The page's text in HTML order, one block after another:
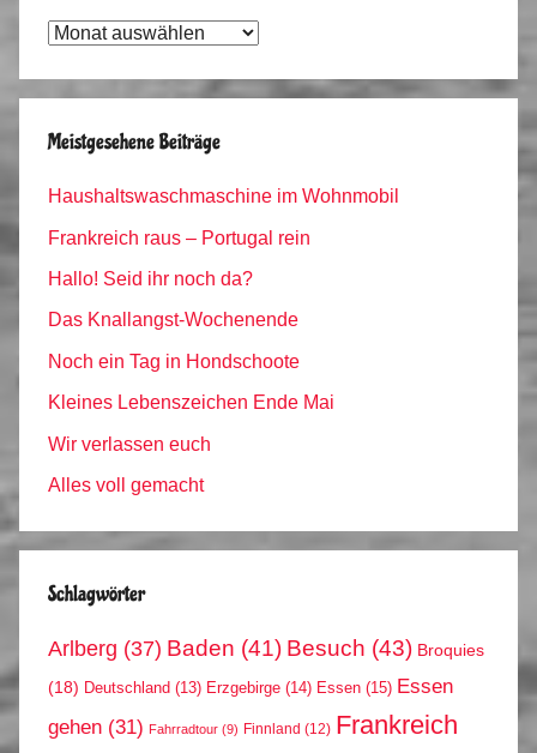
Tagebuch
Meistgesehene Beiträge
Haushaltswaschmaschine im Wohnmobil
Frankreich raus – Portugal rein
Hallo! Seid ihr noch da?
Das Knallangst-Wochenende
Noch ein Tag in Hondschoote
Kleines Lebenszeichen Ende Mai
Wir verlassen euch
Alles voll gemacht
Schlagwörter
Arlberg (37) Baden (41) Besuch (43) Broquies
(18) Deutschland (13) Erzgebirge (14) Essen (15) Essen
gehen (31) Fahrradtour (9) Finnland (12) Frankreich